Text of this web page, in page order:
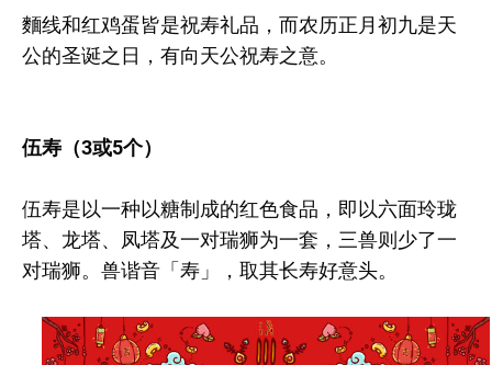
麵线和红鸡蛋皆是祝寿礼品，而农历正月初九是天
公的圣诞之日，有向天公祝寿之意。
伍寿（3或5个）
伍寿是以一种以糖制成的红色食品，即以六面玲珑
塔、龙塔、凤塔及一对瑞狮为一套，三兽则少了一
对瑞狮。兽谐音「寿」，取其长寿好意头。